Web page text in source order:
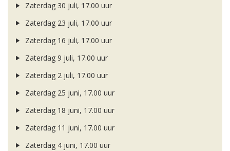
Zaterdag 30 juli, 17.00 uur
Zaterdag 23 juli, 17.00 uur
Zaterdag 16 juli, 17.00 uur
Zaterdag 9 juli, 17.00 uur
Zaterdag 2 juli, 17.00 uur
Zaterdag 25 juni, 17.00 uur
Zaterdag 18 juni, 17.00 uur
Zaterdag 11 juni, 17.00 uur
Zaterdag 4 juni, 17.00 uur